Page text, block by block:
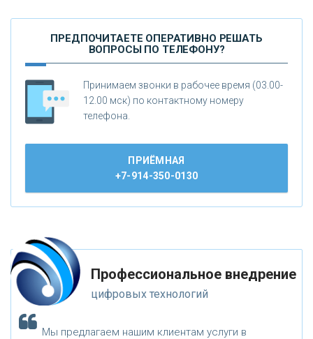
ПРЕДПОЧИТАЕТЕ ОПЕРАТИВНО РЕШАТЬ
ВОПРОСЫ ПО ТЕЛЕФОНУ?
Принимаем звонки в рабочее время (03.00-
12.00 мск) по контактному номеру
телефона.
ПРИЁМНАЯ
+7-914-350-0130
Профессиональное внедрение
цифровых технологий
Мы предлагаем нашим клиентам услуги в